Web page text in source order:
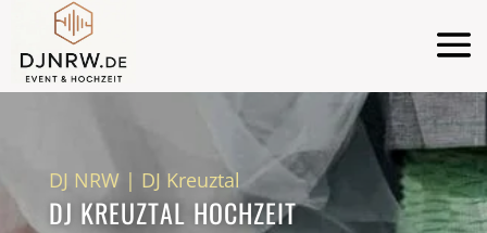
DJ NRW| DJ Kreuztal
DJ KREUZTAL HOCHZEIT